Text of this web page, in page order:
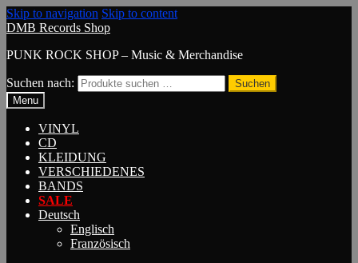
Skip to navigation Skip to content
DMB Records Shop
PUNK ROCK SHOP – Music & Merchandise
Suchen nach:
Suchen
Menu
VINYL
CD
KLEIDUNG
VERSCHIEDENES
BANDS
SALE
Deutsch
Englisch
Französisch